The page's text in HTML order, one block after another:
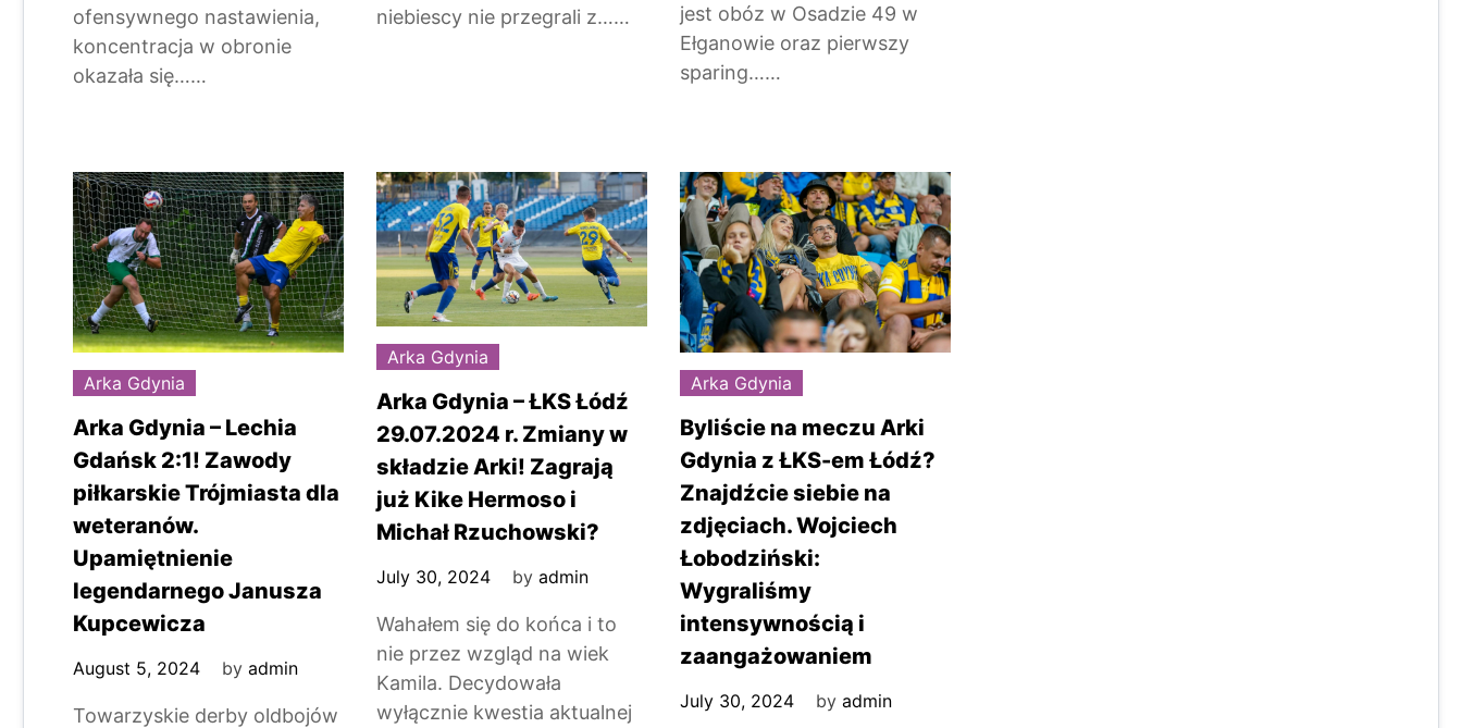
ofensywnego nastawienia,
koncentracja w obronie
okazała się……
niebiescy nie przegrali z……
jest obóz w Osadzie 49 w
Ełganowie oraz pierwszy
sparing……
Arka Gdynia
Arka Gdynia – Lechia
Gdańsk 2:1! Zawody
piłkarskie Trójmiasta dla
weteranów.
Upamiętnienie
legendarnego Janusza
Kupcewicza
August 5, 2024 by admin
Towarzyskie derby oldbojów
Arka Gdynia
Arka Gdynia – ŁKS Łódź
29.07.2024 r. Zmiany w
składzie Arki! Zagrają
już Kike Hermoso i
Michał Rzuchowski?
July 30, 2024 by admin
Wahałem się do końca i to
nie przez wzgląd na wiek
Kamila. Decydowała
wyłącznie kwestia aktualnej
Arka Gdynia
Byliście na meczu Arki
Gdynia z ŁKS-em Łódź?
Znajdźcie siebie na
zdjęciach. Wojciech
Łobodziński:
Wygraliśmy
intensywnością i
zaangażowaniem
July 30, 2024 by admin